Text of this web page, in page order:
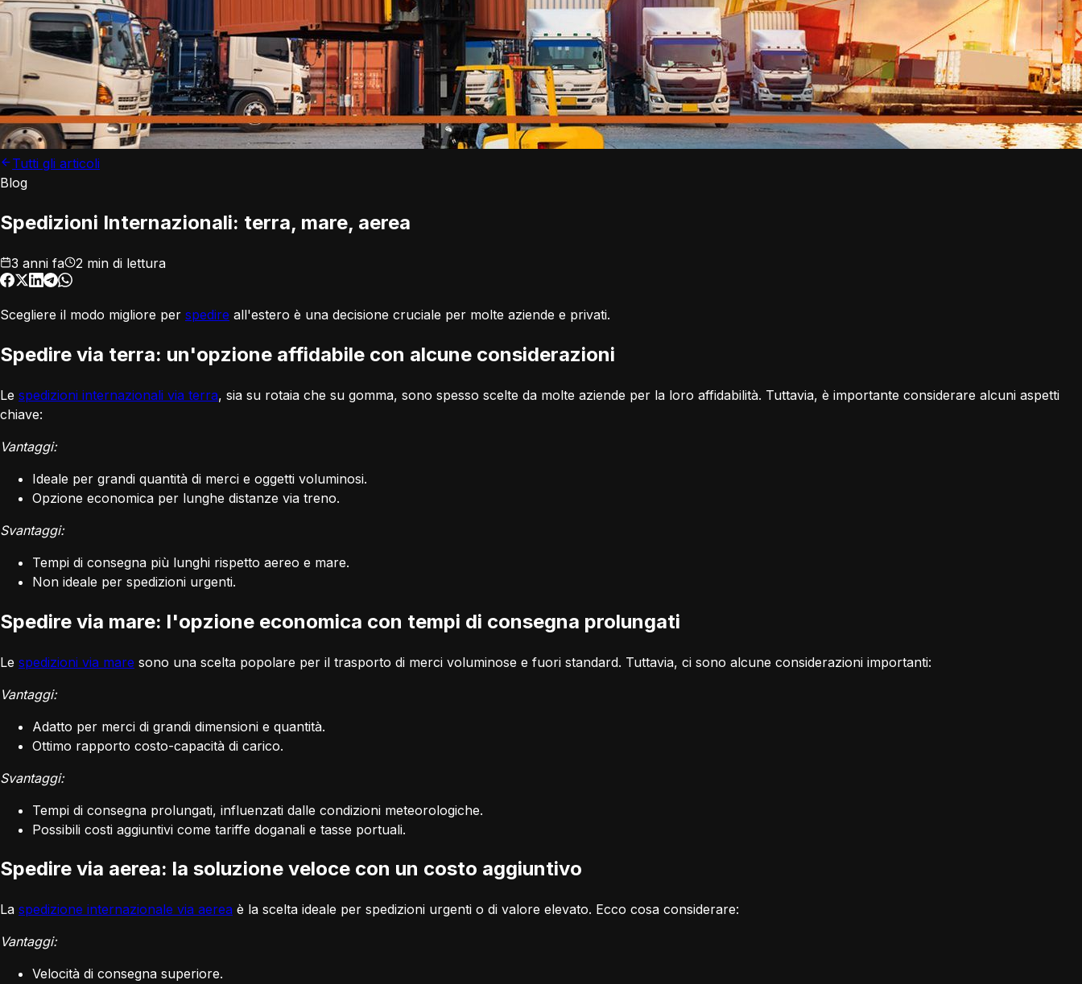
Tutti gli articoli
Blog
Spedizioni Internazionali: terra, mare, aerea
3 anni fa 2 min di lettura
Scegliere il modo migliore per spedire all'estero è una decisione cruciale per molte aziende e privati.
Spedire via terra: un'opzione affidabile con alcune considerazioni
Le spedizioni internazionali via terra, sia su rotaia che su gomma, sono spesso scelte da molte aziende per la loro affidabilità. Tuttavia, è importante considerare alcuni aspetti
chiave:
Vantaggi:
Ideale per grandi quantità di merci e oggetti voluminosi.
Opzione economica per lunghe distanze via treno.
Svantaggi:
Tempi di consegna più lunghi rispetto aereo e mare.
Non ideale per spedizioni urgenti.
Spedire via mare: l'opzione economica con tempi di consegna prolungati
Le spedizioni via mare sono una scelta popolare per il trasporto di merci voluminose e fuori standard. Tuttavia, ci sono alcune considerazioni importanti:
Vantaggi:
Adatto per merci di grandi dimensioni e quantità.
Ottimo rapporto costo-capacità di carico.
Svantaggi:
Tempi di consegna prolungati, influenzati dalle condizioni meteorologiche.
Possibili costi aggiuntivi come tariffe doganali e tasse portuali.
Spedire via aerea: la soluzione veloce con un costo aggiuntivo
La spedizione internazionale via aerea è la scelta ideale per spedizioni urgenti o di valore elevato. Ecco cosa considerare:
Vantaggi:
Velocità di consegna superiore.